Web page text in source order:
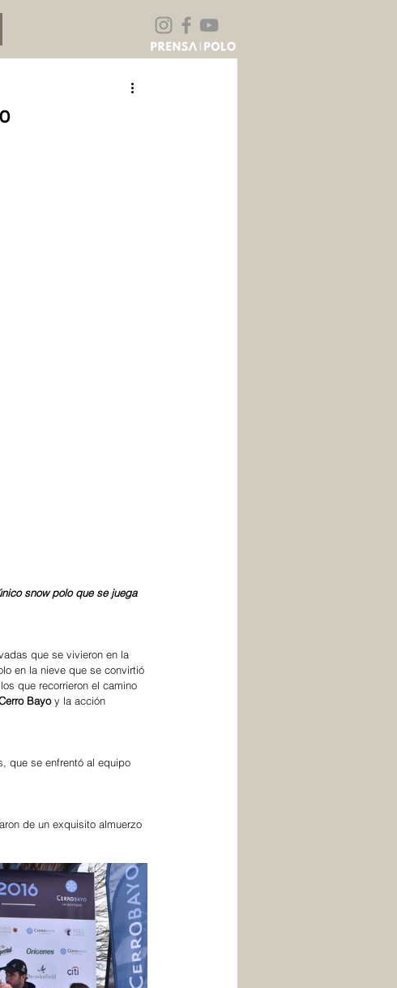
snow polo que se juega
que se vivieron en la
en la nieve que se convirtió
que recorrieron el camino
Bayo y la acción
que se enfrentó al equipo
de un exquisito almuerzo